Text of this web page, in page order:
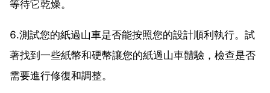
等待它乾燥。
6.測試您的紙過山車是否能按照您的設計順利執行。試
著找到一些紙幣和硬幣讓您的紙過山車體驗，檢查是否
需要進行修復和調整。